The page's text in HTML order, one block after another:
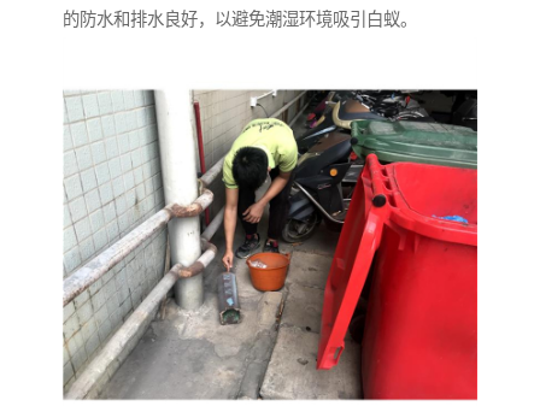
的防水和排水良好，以避免潮湿环境吸引白蚁。